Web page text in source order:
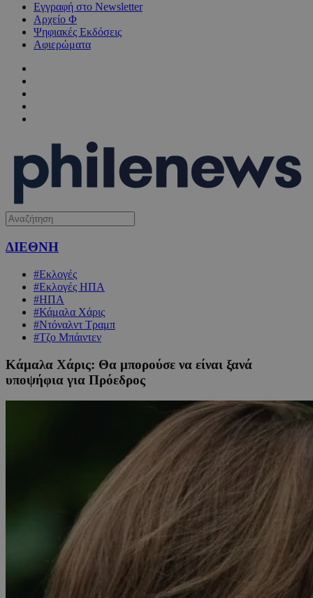
Εγγραφή στο Newsletter
Αρχείο Φ
Ψηφιακές Εκδόσεις
Αφιερώματα
ΔΙΕΘΝΗ
#Εκλογές
#Εκλογές ΗΠΑ
#ΗΠΑ
#Κάμαλα Χάρις
#Ντόναλντ Τραμπ
#Τζο Μπάιντεν
Κάμαλα Χάρις: Θα μπορούσε να είναι ξανά
υποψήφια για Πρόεδρος